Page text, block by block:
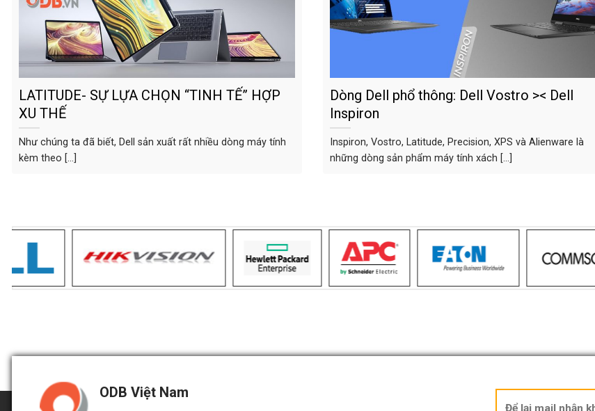
LATITUDE- SỰ LỰA CHỌN “TINH TẾ” HỢP
XU THẾ
Như chúng ta đã biết, Dell sản xuất rất nhiều dòng máy tính
kèm theo [...]
Dòng Dell phổ thông: Dell Vostro >< Dell
Inspiron
Inspiron, Vostro, Latitude, Precision, XPS và Alienware là
những dòng sản phẩm máy tính xách [...]
ODB Việt Nam